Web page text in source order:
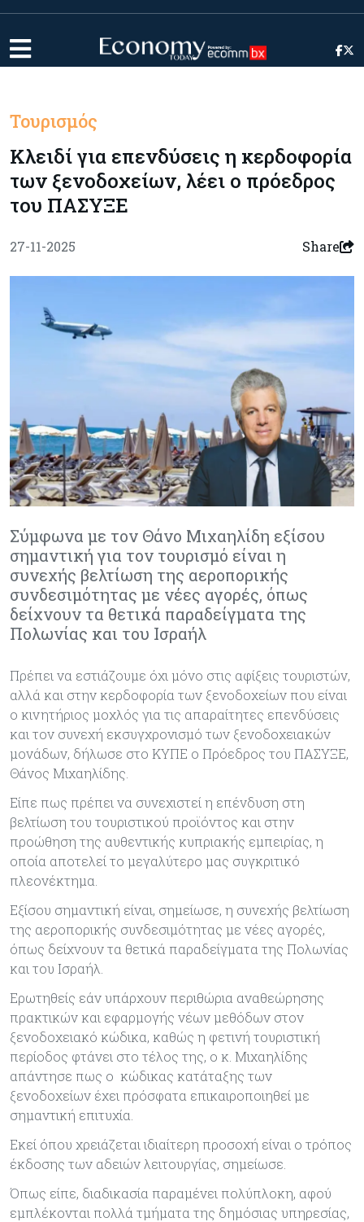
Τουρισμός
Κλειδί για επενδύσεις η κερδοφορία
των ξενοδοχείων, λέει ο πρόεδρος
του ΠΑΣΥΞΕ
27-11-2025 Share
Σύμφωνα με τον Θάνο Μιχαηλίδη εξίσου
σημαντική για τον τουρισμό είναι η
συνεχής βελτίωση της αεροπορικής
συνδεσιμότητας με νέες αγορές, όπως
δείχνουν τα θετικά παραδείγματα της
Πολωνίας και του Ισραήλ
Πρέπει να εστιάζουμε όχι μόνο στις αφίξεις τουριστών,
αλλά και στην κερδοφορία των ξενοδοχείων που είναι
ο κινητήριος μοχλός για τις απαραίτητες επενδύσεις
και τον συνεχή εκσυγχρονισμό των ξενοδοχειακών
μονάδων, δήλωσε στο ΚΥΠΕ ο Πρόεδρος του ΠΑΣΥΞΕ,
Θάνος Μιχαηλίδης.
Είπε πως πρέπει να συνεχιστεί η επένδυση στη
βελτίωση του τουριστικού προϊόντος και στην
προώθηση της αυθεντικής κυπριακής εμπειρίας, η
οποία αποτελεί το μεγαλύτερο μας συγκριτικό
πλεονέκτημα.
Εξίσου σημαντική είναι, σημείωσε, η συνεχής βελτίωση
της αεροπορικής συνδεσιμότητας με νέες αγορές,
όπως δείχνουν τα θετικά παραδείγματα της Πολωνίας
και του Ισραήλ.
Ερωτηθείς εάν υπάρχουν περιθώρια αναθεώρησης
πρακτικών και εφαρμογής νέων μεθόδων στον
ξενοδοχειακό κώδικα, καθώς η φετινή τουριστική
περίοδος φτάνει στο τέλος της, ο κ. Μιχαηλίδης
απάντησε πως ο κώδικας κατάταξης των
ξενοδοχείων έχει πρόσφατα επικαιροποιηθεί με
σημαντική επιτυχία.
Εκεί όπου χρειάζεται ιδιαίτερη προσοχή είναι ο τρόπος
έκδοσης των αδειών λειτουργίας, σημείωσε.
Όπως είπε, διαδικασία παραμένει πολύπλοκη, αφού
εμπλέκονται πολλά τμήματα της δημόσιας υπηρεσίας,